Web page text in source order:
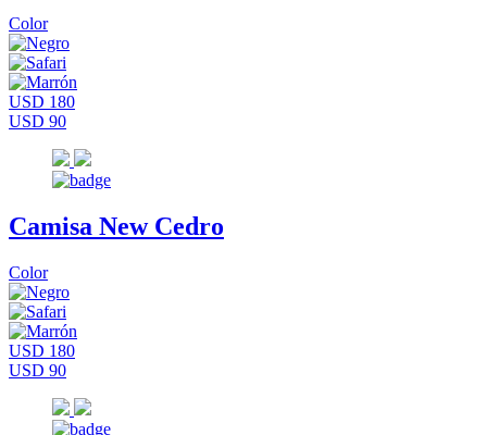
Color
USD 180
USD 90
Camisa New Cedro
Color
USD 180
USD 90